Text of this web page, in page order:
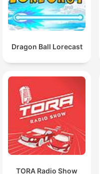
Dragon Ball Lorecast
TORA Radio Show